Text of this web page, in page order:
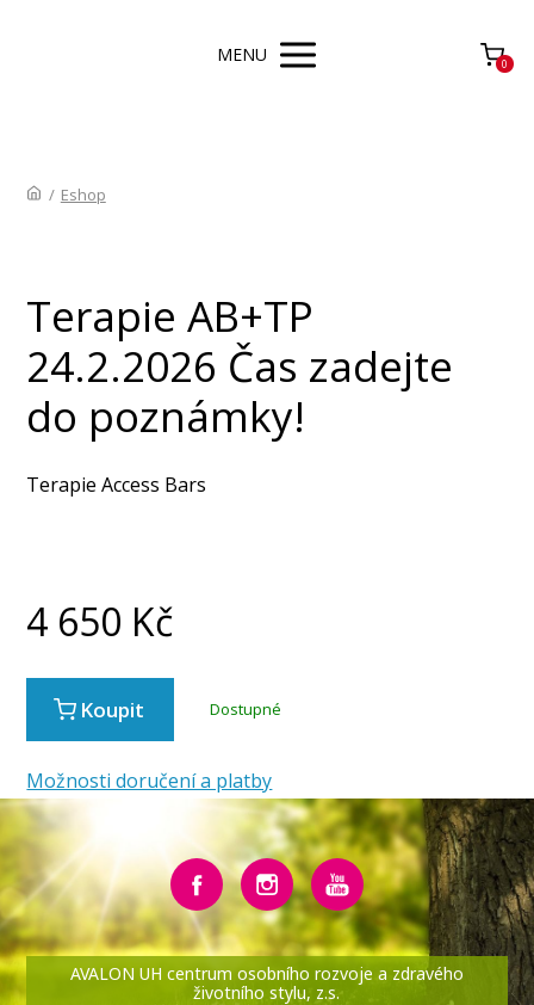
MENU 0
/ Eshop
Terapie AB+TP
24.2.2026 Čas zadejte
do poznámky!
Terapie Access Bars
4 650 Kč
Koupit Dostupné
Možnosti doručení a platby
AVALON UH centrum osobního rozvoje a zdravého
životního stylu, z.s.